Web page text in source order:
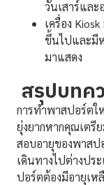
วันเสาร์และ
เครื่อง
ขึ้นไปและมี
มาแสดง
สรุปบทค
การทำพาสปอร์ต
ยุ่งยากหากคุณเตรี
สอบอายุของพาสป
เดินทางไปต่างปร
ปอร์ตต้องมีอายุเห